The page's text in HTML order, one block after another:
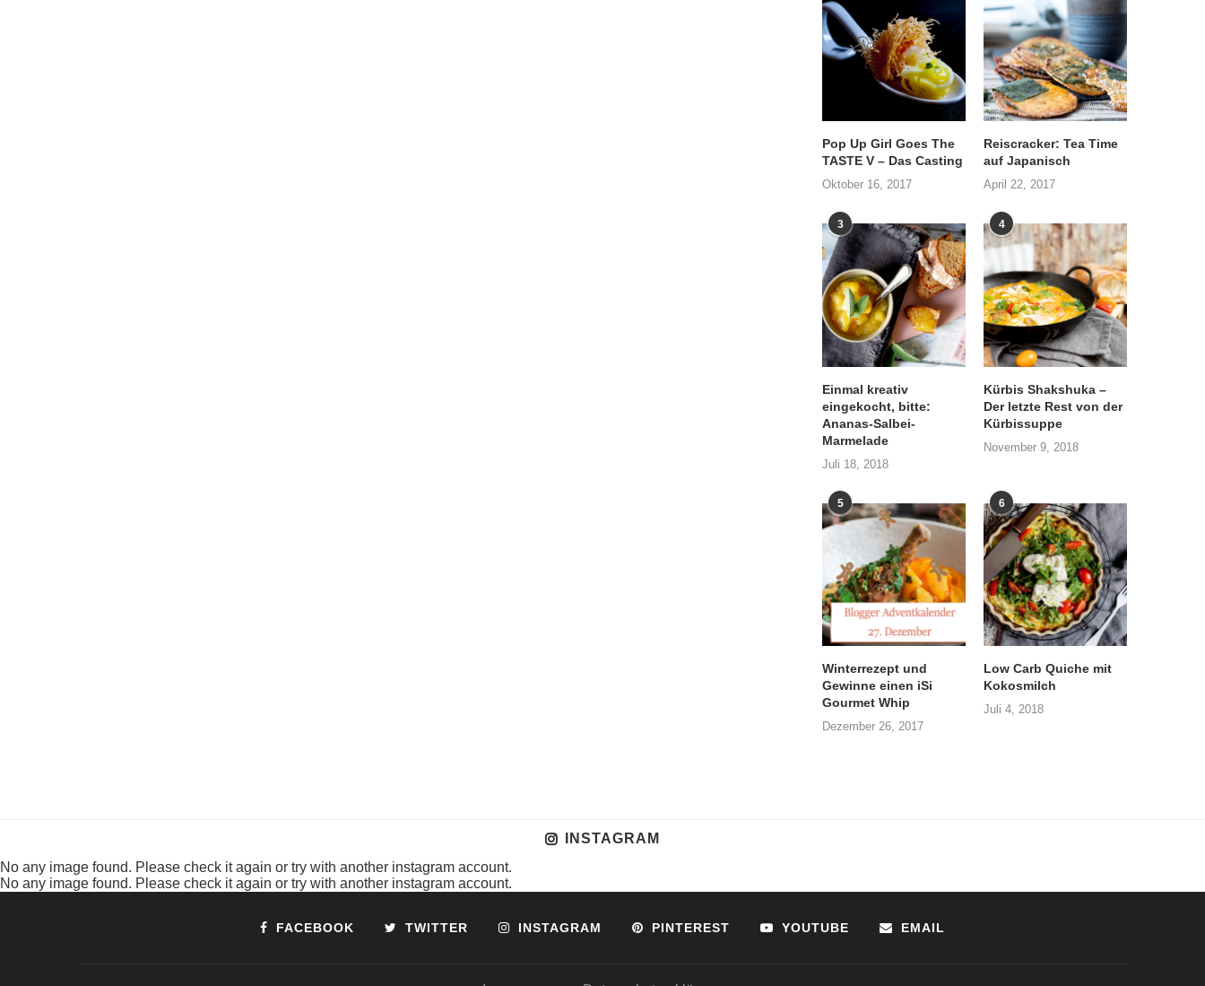
Pop Up Girl Goes The
TASTE V – Das Casting
Oktober 16, 2017
Reiscracker: Tea Time
auf Japanisch
April 22, 2017
3
Einmal kreativ
eingekocht, bitte:
Ananas-Salbei-
Marmelade
Juli 18, 2018
4
Kürbis Shakshuka –
Der letzte Rest von der
Kürbissuppe
November 9, 2018
5
Winterrezept und
Gewinne einen iSi
Gourmet Whip
Dezember 26, 2017
6
Low Carb Quiche mit
Kokosmilch
Juli 4, 2018
INSTAGRAM
No any image found. Please check it again or try with another instagram account.
No any image found. Please check it again or try with another instagram account.
FACEBOOK TWITTER INSTAGRAM PINTEREST YOUTUBE EMAIL